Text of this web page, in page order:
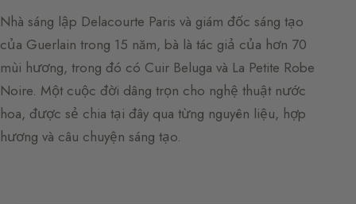
Nhà sáng lập Delacourte Paris và giám đốc sáng tạo
của Guerlain trong 15 năm, bà là tác giả của hơn 70
mùi hương, trong đó có Cuir Beluga và La Petite Robe
Noire. Một cuộc đời dâng trọn cho nghệ thuật nước
hoa, được sẻ chia tại đây qua từng nguyên liệu, hợp
hương và câu chuyện sáng tạo.